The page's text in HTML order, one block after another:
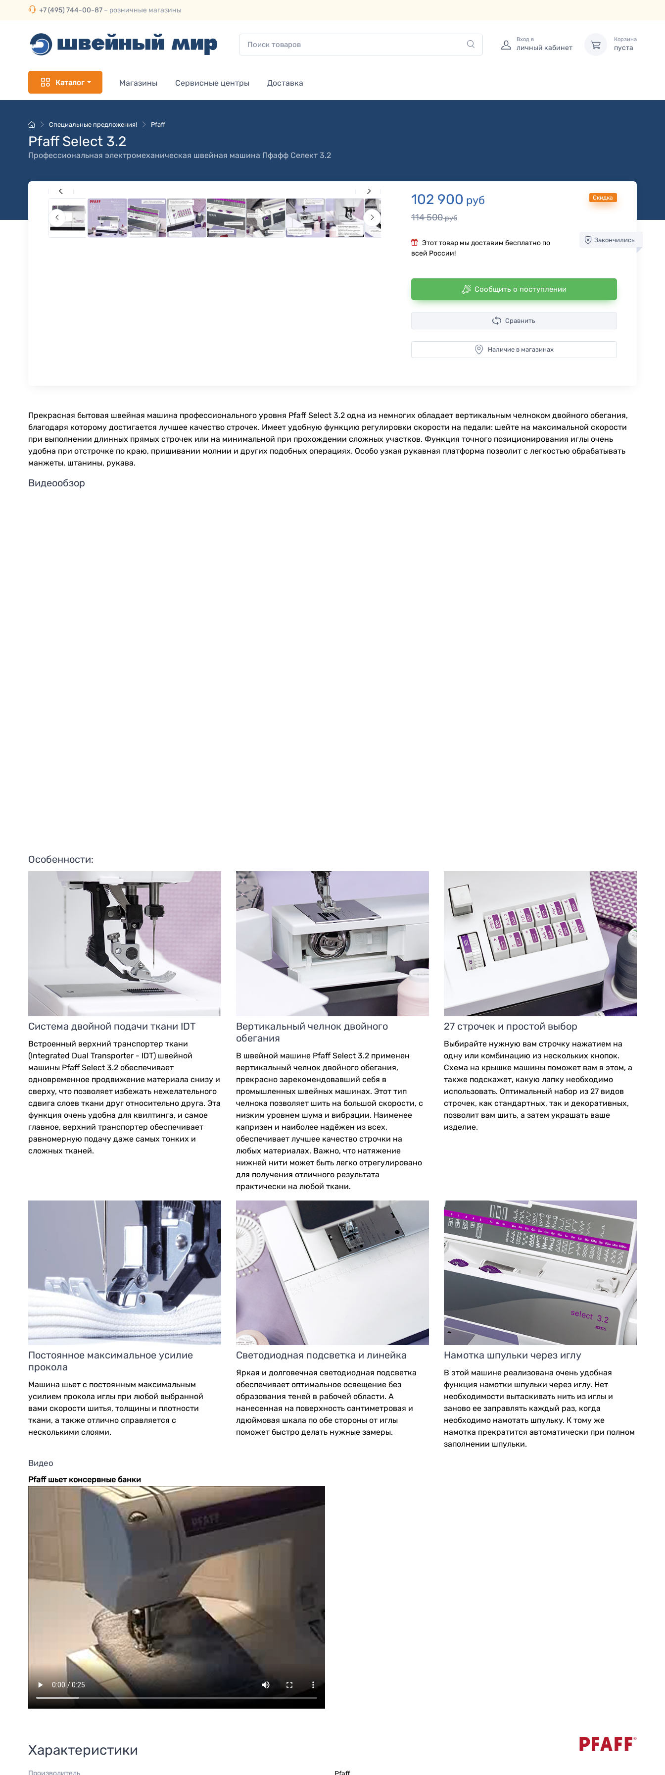
+7 (495) 744-00-87 – розничные магазины
Вход в
личный кабинет
Корзина
пуста
Каталог Магазины Сервисные центры Доставка
Специальные предложения! Pfaff
Pfaff Select 3.2
Профессиональная электромеханическая швейная машина Пфафф Селект 3.2
102 900 руб
114 500руб
Скидка
Закончились
Этот товар мы доставим бесплатно по
всей России!
Сообщить о поступлении
Сравнить
Наличие в магазинах
Прекрасная бытовая швейная машина профессионального уровня Pfaff Select 3.2 одна из немногих обладает вертикальным челноком двойного обегания,
благодаря которому достигается лучшее качество строчек. Имеет удобную функцию регулировки скорости на педали: шейте на максимальной скорости
при выполнении длинных прямых строчек или на минимальной при прохождении сложных участков. Функция точного позиционирования иглы очень
удобна при отстрочке по краю, пришивании молнии и других подобных операциях. Особо узкая рукавная платформа позволит с легкостью обрабатывать
манжеты, штанины, рукава.
Видеообзор
Особенности:
Система двойной подачи ткани IDT
Встроенный верхний транспортер ткани
(Integrated Dual Transporter - IDT) швейной
машины Pfaff Select 3.2 обеспечивает
одновременное продвижение материала снизу и
сверху, что позволяет избежать нежелательного
сдвига слоев ткани друг относительно друга. Эта
функция очень удобна для квилтинга, и самое
главное, верхний транспортер обеспечивает
равномерную подачу даже самых тонких и
сложных тканей.
Вертикальный челнок двойного
обегания
В швейной машине Pfaff Select 3.2 применен
вертикальный челнок двойного обегания,
прекрасно зарекомендовавший себя в
промышленных швейных машинах. Этот тип
челнока позволяет шить на большой скорости, с
низким уровнем шума и вибрации. Наименее
капризен и наиболее надёжен из всех,
обеспечивает лучшее качество строчки на
любых материалах. Важно, что натяжение
нижней нити может быть легко отрегулировано
для получения отличного результата
практически на любой ткани.
27 строчек и простой выбор
Выбирайте нужную вам строчку нажатием на
одну или комбинацию из нескольких кнопок.
Схема на крышке машины поможет вам в этом, а
также подскажет, какую лапку необходимо
использовать. Оптимальный набор из 27 видов
строчек, как стандартных, так и декоративных,
позволит вам шить, а затем украшать ваше
изделие.
Постоянное максимальное усилие
прокола
Машина шьет с постоянным максимальным
усилием прокола иглы при любой выбранной
вами скорости шитья, толщины и плотности
ткани, а также отлично справляется с
несколькими слоями.
Светодиодная подсветка и линейка
Яркая и долговечная светодиодная подсветка
обеспечивает оптимальное освещение без
образования теней в рабочей области. А
нанесенная на поверхность сантиметровая и
лдюймовая шкала по обе стороны от иглы
поможет быстро делать нужные замеры.
Намотка шпульки через иглу
В этой машине реализована очень удобная
функция намотки шпульки через иглу. Нет
необходимости вытаскивать нить из иглы и
заново ее заправлять каждый раз, когда
необходимо намотать шпульку. К тому же
намотка прекратится автоматически при полном
заполнении шпульки.
Видео
Pfaff шьет консервные банки
Характеристики
Производитель